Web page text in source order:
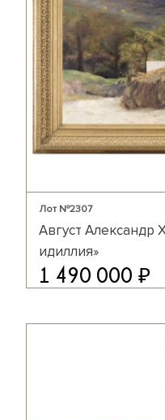
Лот №2307
Август Александр
идиллия»
1 490 000 ₽